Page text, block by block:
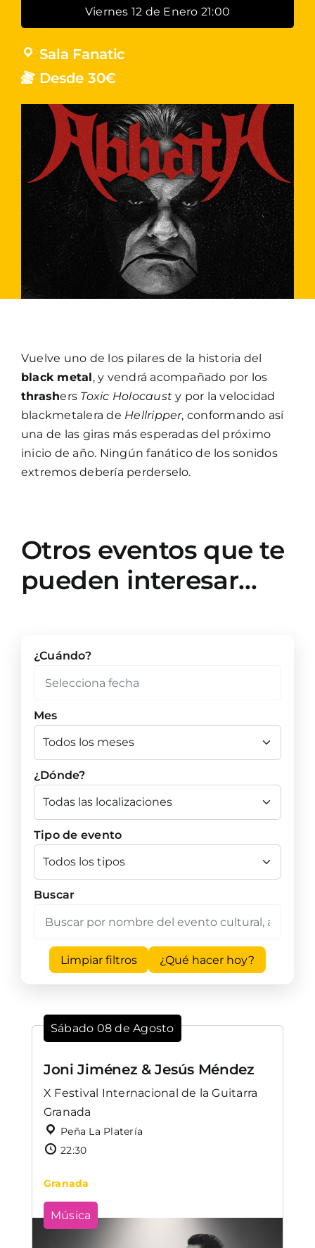
Viernes 12 de Enero 21:00
Sala Fanatic
Desde 30€
Vuelve uno de los pilares de la historia del
black metal , y vendrá acompañado por los
thrashers Toxic Holocaust y por la velocidad
blackmetalera de Hellripper, conformando así
una de las giras más esperadas del próximo
inicio de año. Ningún fanático de los sonidos
extremos debería perderselo.
Otros eventos que te
pueden interesar…
¿Cuándo?
Mes
¿Dónde?
Tipo de evento
Buscar
Limpiar filtros ¿Qué hacer hoy?
Sábado 08 de Agosto
Joni Jiménez & Jesús Méndez
X Festival Internacional de la Guitarra
Granada
Peña La Platería
22:30
Granada
Música